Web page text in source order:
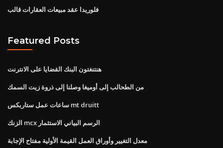
فلوريدا عقد مبيعات العقارات قالب
Featured Posts
هنتنغتون البنك القضايا على الانترنت
من الطحالب إلى أوميغا وصلنا إلى ذروة زيت السمك
ساعات عمل ستاربكس mt druitt
الزنك mcx الرسم البياني الاستثمار
معدل التغيير وأوراق العمل القيمة الأولية مفتاح الإجابة